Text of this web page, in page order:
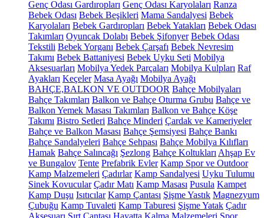
Genç Odası Gardıropları Genç Odası Karyolaları Ranza
Bebek Odası Bebek Beşikleri Mama Sandalyesi Bebek
Karyolaları Bebek Gardıropları Bebek Yatakları Bebek Odası
Takımları Oyuncak Dolabı Bebek Şifonyer Bebek Odası
Tekstili Bebek Yorganı Bebek Çarşafı Bebek Nevresim
Takımı Bebek Battaniyesi Bebek Uyku Seti Mobilya
Aksesuarları Mobilya Yedek Parçaları Mobilya Kulpları Raf
Ayakları Keçeler Masa Ayağı Mobilya Ayağı
BAHÇE,BALKON VE OUTDOOR Bahçe Mobilyaları
Bahçe Takımları Balkon ve Bahçe Oturma Grubu Bahçe ve
Balkon Yemek Masası Takımları Balkon ve Bahçe Köşe
Takımı Bistro Setleri Bahçe Minderi Çardak ve Kameriyeler
Bahçe ve Balkon Masası Bahçe Şemsiyesi Bahçe Bankı
Bahçe Sandalyeleri Bahçe Sehpası Bahçe Mobilya Kılıfları
Hamak Bahçe Salıncağı Şezlong Bahçe Koltukları Ahşap Ev
ve Bungalov Tente Prefabrik Evler Kamp Spor ve Outdoor
Kamp Malzemeleri Çadırlar Kamp Sandalyesi Uyku Tulumu
Sinek Kovucular Çadır Matı Kamp Masası Pusula Kampet
Kamp Duşu Isıtıcılar Kamp Çantası Şişme Yastık Magnezyum
Çubuğu Kamp Tuvaleti Kamp Taburesi Şişme Yatak Çadır
Aksesuarı Sırt Çantası Hayatta Kalma Malzemeleri Spor